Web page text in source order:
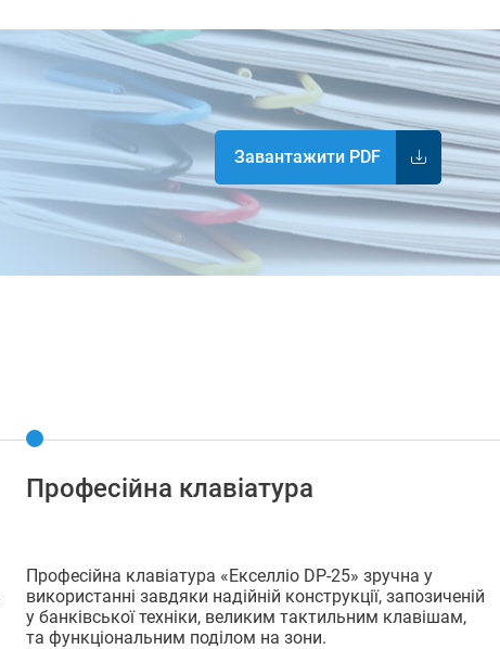
Завантажити PDF
Професійна клавіатура
Професійна клавіатура «Екселліо DP-25» зручна у
використанні завдяки надійній конструкції, запозиченій
у банківської техніки, великим тактильним клавішам,
та функціональним поділом на зони.